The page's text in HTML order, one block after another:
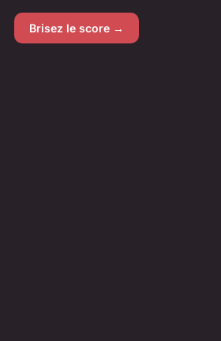
Brisez le score →